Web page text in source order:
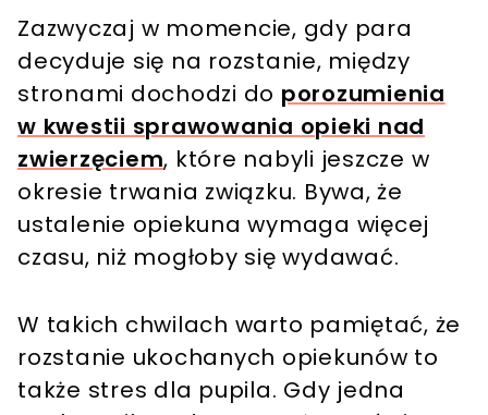
Zazwyczaj w momencie, gdy para
decyduje się na rozstanie, między
stronami dochodzi do porozumienia
w kwestii sprawowania opieki nad
zwierzęciem, które nabyli jeszcze w
okresie trwania związku. Bywa, że
ustalenie opiekuna wymaga więcej
czasu, niż mogłoby się wydawać.
W takich chwilach warto pamiętać, że
rozstanie ukochanych opiekunów to
także stres dla pupila. Gdy jedna